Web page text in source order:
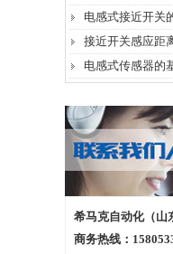
电感式接近开关
接近开关感应距
电感式传感器的
希马克自动化（山
商务热线：